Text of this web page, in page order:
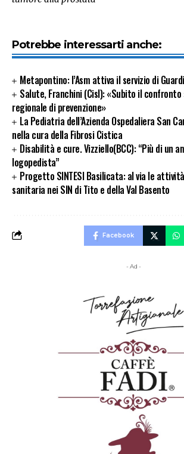
Potrebbe interessarti anche:
Metapontino: l’Asm attiva il servizio di
Salute, Franchini (Cisl): «Subito il confronto
regionale di prevenzione»
La Pediatria dell’Azienda Ospedaliera San
nella cura della Fibrosi Cistica
Disabilità e cure. Vizziello(BCC): “Più di un
logopedista”
Progetto SINTESI Basilicata: al via le
sanitaria nei SIN di Tito e della Val Basento
Facebook
- Ad -